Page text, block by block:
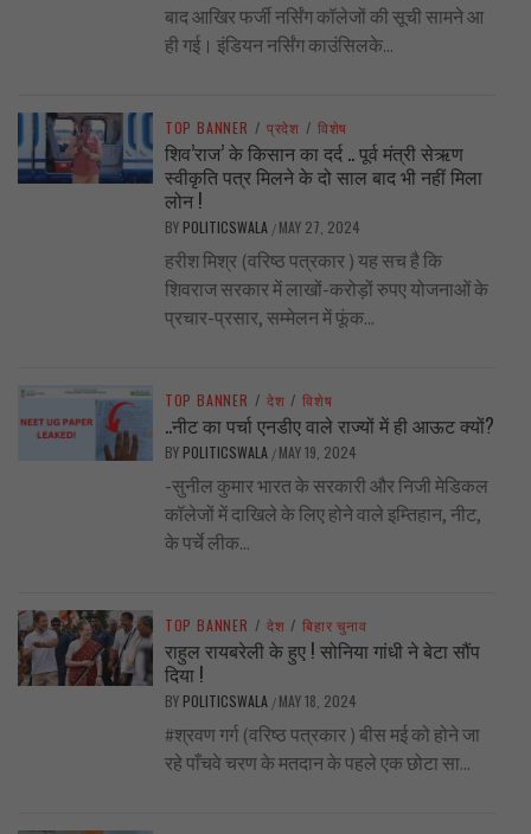
बाद आखिर फर्जी नर्सिंग कॉलेजों की सूची सामने आ
ही गई। इंडियन नर्सिंग काउंसिलके...
TOP BANNER / प्रदेश / विशेष
शिव’राज’ के किसान का दर्द .. पूर्व मंत्री सेऋण
स्वीकृति पत्र मिलने के दो साल बाद भी नहीं मिला
लोन !
BY POLITICSWALA / MAY 27, 2024
हरीश मिश्र (वरिष्ठ पत्रकार ) यह सच है कि
शिवराज सरकार में लाखों-करोड़ों रुपए योजनाओं के
प्रचार-प्रसार, सम्मेलन में फूंक...
TOP BANNER / देश / विशेष
..नीट का पर्चा एनडीए वाले राज्यों में ही आऊट क्यों?
BY POLITICSWALA / MAY 19, 2024
-सुनील कुमार भारत के सरकारी और निजी मेडिकल
कॉलेजों में दाखिले के लिए होने वाले इम्तिहान, नीट,
के पर्चे लीक...
TOP BANNER / देश / बिहार चुनाव
राहुल रायबरेली के हुए ! सोनिया गांधी ने बेटा सौंप
दिया !
BY POLITICSWALA / MAY 18, 2024
#श्रवण गर्ग (वरिष्ठ पत्रकार ) बीस मई को होने जा
रहे पाँचवे चरण के मतदान के पहले एक छोटा सा...